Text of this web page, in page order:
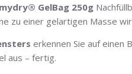
GelBag 250g
zu einer gelartigen Masse
erkennen Sie auf einen
aus – fertig.